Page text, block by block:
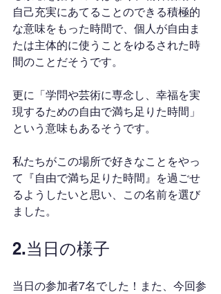
自己充実にあてることのできる積極的
な意味をもった時間で、個人が自由ま
たは主体的に使うことをゆるされた時
間のことだそうです。
更に「学問や芸術に専念し、幸福を実
現するための自由で満ち足りた時間」
という意味もあるそうです。
私たちがこの場所で好きなことをやっ
て『自由で満ち足りた時間』を過ごせ
るようしたいと思い、この名前を選び
ました。
2.当日の様子
当日の参加者7名でした！また、今回参